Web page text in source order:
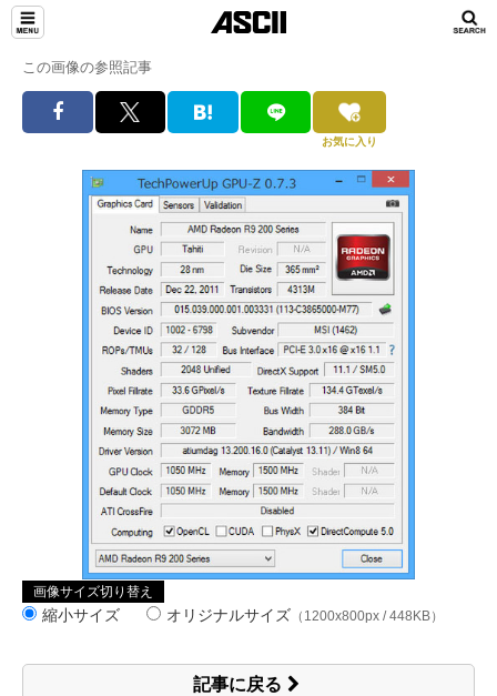
この画像の参照記事
お気に入り
画像サイズ切り替え
縮小サイズ オリジナルサイズ （1200x800px / 448KB）
記事に戻る